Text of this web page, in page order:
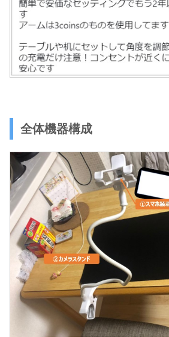
全体機器構成